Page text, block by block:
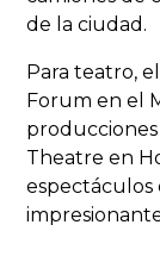
de la ciudad.
Para teatro,
Forum en el
Theatre en
espectáculos